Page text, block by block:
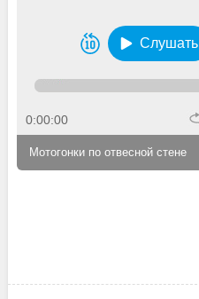
Слушать
0:00:00
Мотогонки по отвесной стене